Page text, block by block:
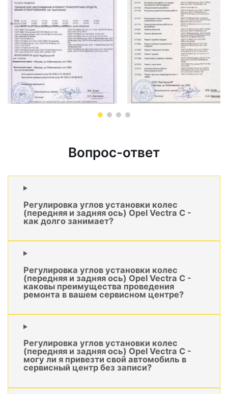
Вопрос-ответ
Регулировка углов установки колес
(передняя и задняя ось) Opel Vectra C -
как долго занимает?
Регулировка углов установки колес
(передняя и задняя ось) Opel Vectra C -
каковы преимущества проведения
ремонта в вашем сервисном центре?
Регулировка углов установки колес
(передняя и задняя ось) Opel Vectra C -
могу ли я привезти свой автомобиль в
сервисный центр без записи?